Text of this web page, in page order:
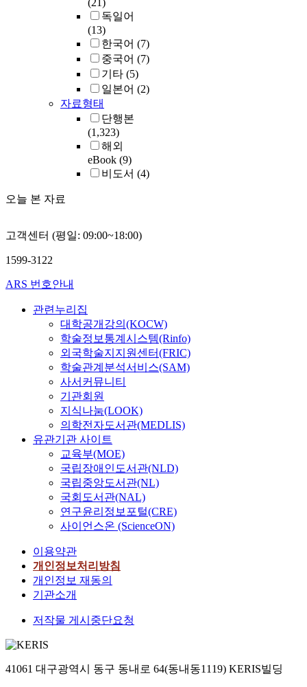
(21)
독일어
(13)
한국어 (7)
중국어 (7)
기타 (5)
일본어 (2)
자료형태
단행본
(1,323)
해외
eBook (9)
비도서 (4)
오늘 본 자료
고객센터 (평일: 09:00~18:00)
1599-3122
ARS 번호안내
관련누리집
대학공개강의(KOCW)
학술정보통계시스템(Rinfo)
외국학술지지원센터(FRIC)
학술관계분석서비스(SAM)
사서커뮤니티
기관회원
지식나눔(LOOK)
의학전자도서관(MEDLIS)
유관기관 사이트
교육부(MOE)
국립장애인도서관(NLD)
국립중앙도서관(NL)
국회도서관(NAL)
연구윤리정보포털(CRE)
사이언스온 (ScienceON)
이용약관
개인정보처리방침
개인정보 재동의
기관소개
저작물 게시중단요청
41061 대구광역시 동구 동내로 64(동내동1119) KERIS빌딩